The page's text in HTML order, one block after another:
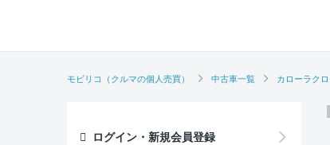
モビリコ（クルマの個人売買） 中古車一覧 カローラクロ
ログイン・新規会員登録